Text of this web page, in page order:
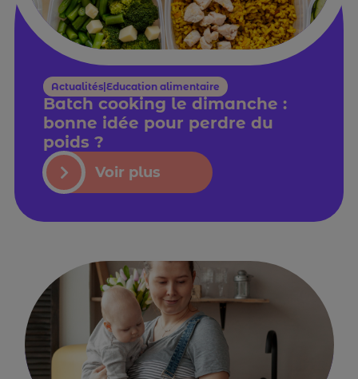
Actualités|Education alimentaire
Batch cooking le dimanche :
bonne idée pour perdre du
poids ?
Voir plus